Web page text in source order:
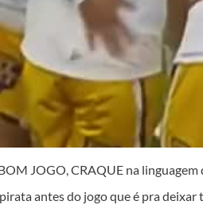
JOGO, CRAQUE na linguagem
antes do jogo que é pra